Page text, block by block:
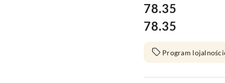
cena:
78.35
Cena:
78.35
Program